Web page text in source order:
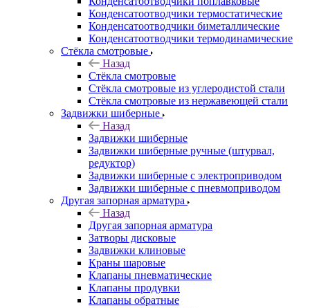
Конденсатоотводчики термостатические
Конденсатоотводчики биметаллические
Конденсатоотводчики термодинамические
Стёкла смотровые
Назад
Стёкла смотровые
Стёкла смотровые из углеродистой стали
Стёкла смотровые из нержавеющей стали
Задвижки шиберные
Назад
Задвижки шиберные
Задвижки шиберные ручные (штурвал,
редуктор)
Задвижки шиберные с электроприводом
Задвижки шиберные с пневмоприводом
Другая запорная арматура
Назад
Другая запорная арматура
Затворы дисковые
Задвижки клиновые
Краны шаровые
Клапаны пневматические
Клапаны продувки
Клапаны обратные